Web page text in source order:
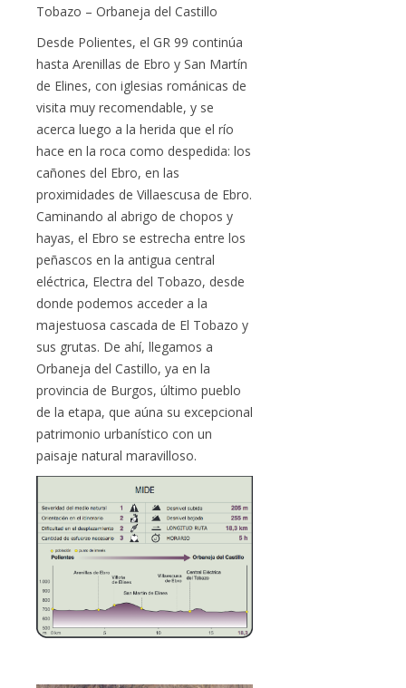
Tobazo – Orbaneja del Castillo
Desde Polientes, el GR 99 continúa
hasta Arenillas de Ebro y San Martín
de Elines, con iglesias románicas de
visita muy recomendable, y se
acerca luego a la herida que el río
hace en la roca como despedida: los
cañones del Ebro, en las
proximidades de Villaescusa de Ebro.
Caminando al abrigo de chopos y
hayas, el Ebro se estrecha entre los
peñascos en la antigua central
eléctrica, Electra del Tobazo, desde
donde podemos acceder a la
majestuosa cascada de El Tobazo y
sus grutas. De ahí, llegamos a
Orbaneja del Castillo, ya en la
provincia de Burgos, último pueblo
de la etapa, que aúna su excepcional
patrimonio urbanístico con un
paisaje natural maravilloso.